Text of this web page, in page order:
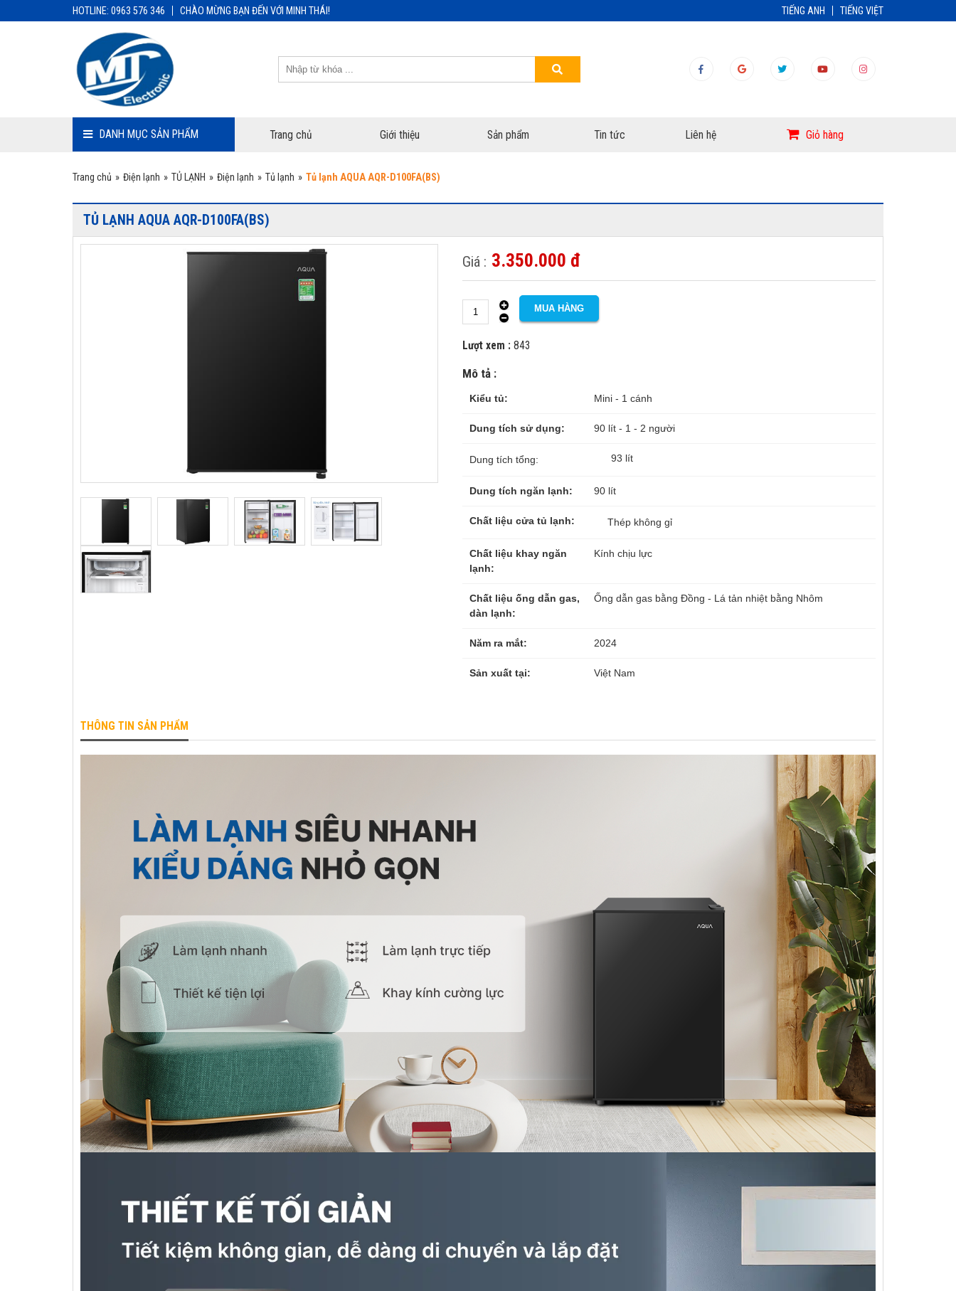
HOTLINE: 0963 576 346 CHÀO MỪNG BẠN ĐẾN VỚI MINH THÁI! TIẾNG ANH TIẾNG VIỆT
DANH MỤC SẢN PHẨM Trang chủ Giới thiệu Sản phẩm Tin tức Liên hệ Giỏ hàng
Trang chủ » Điện lạnh » TỦ LẠNH » Điện lạnh » Tủ lạnh » Tủ lạnh AQUA AQR-D100FA(BS)
TỦ LẠNH AQUA AQR-D100FA(BS)
3.350.000 đ
Lượt xem : 843
Mô tả :
Kiểu tủ: Mini - 1 cánh
Dung tích sử dụng: 90 lít - 1 - 2 người
Dung tích tổng: 93 lít
Dung tích ngăn lạnh: 90 lít
Chất liệu cửa tủ lạnh: Thép không gỉ
Chất liệu khay ngăn
lạnh:
Kính chịu lực
Chất liệu ống dẫn gas,
dàn lạnh:
Ống dẫn gas bằng Đồng - Lá tản nhiệt bằng Nhôm
Năm ra mắt: 2024
Sản xuất tại: Việt Nam
THÔNG TIN SẢN PHẨM